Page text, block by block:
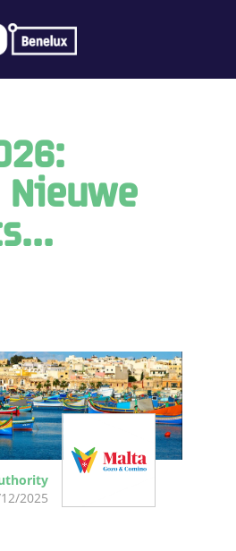
Nieuwe
2025